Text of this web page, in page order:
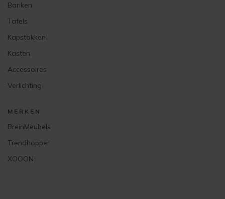
Banken
Tafels
Kapstokken
Kasten
Accessoires
Verlichting
MERKEN
BreinMeubels
Trendhopper
XOOON